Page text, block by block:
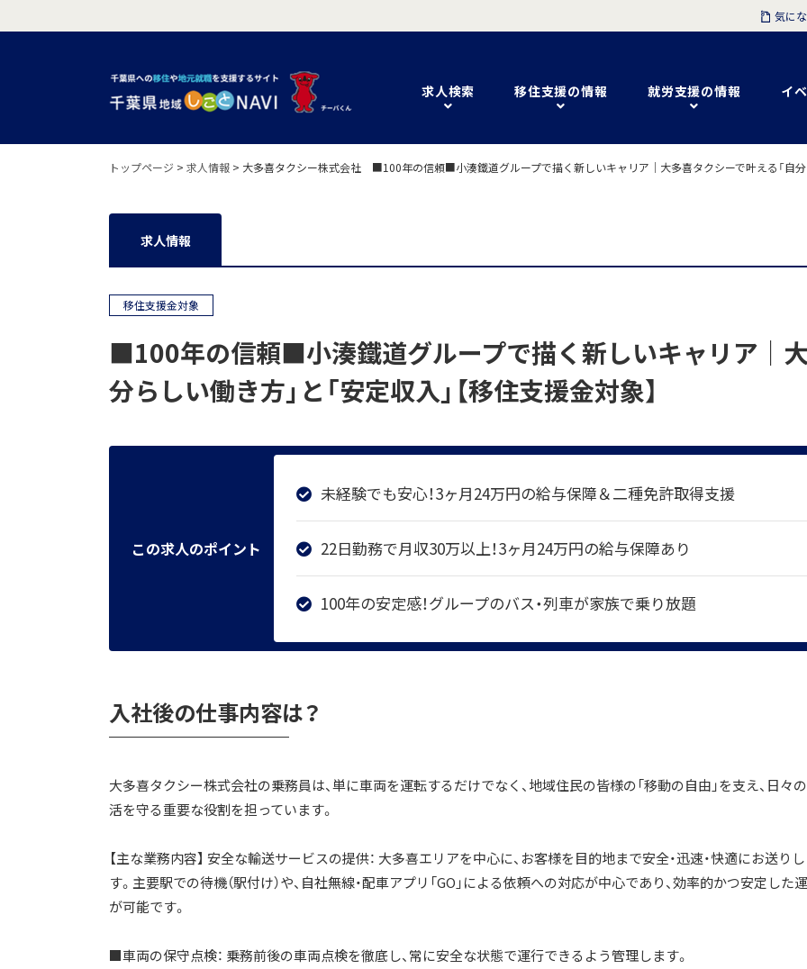
求人検索 移住支援の情報 就労支援の情報 イ
気に
トップページ > 求人情報 > 大多喜タクシー株式会社 ■100年の信頼■小湊鐵道グループで描く新しいキャリア｜大多喜タクシーで叶える「自分ら
求人情報
移住支援金対象
■100年の信頼■小湊鐵道グループで描く新しいキャリア｜大
分らしい働き方」と「安定収入」【移住支援金対象】
この求人のポイント
未経験でも安心！3ヶ月24万円の給与保障＆二種免許取得支援
22日勤務で月収30万以上！3ヶ月24万円の給与保障あり
100年の安定感！グループのバス・列車が家族で乗り放題
入社後の仕事内容は？
大多喜タクシー株式会社の乗務員は、単に車両を運転するだけでなく、地域住民の皆様の「移動の自由」を支え、日々
活を守る重要な役割を担っています。
【主な業務内容】 安全な輸送サービスの提供： 大多喜エリアを中心に、お客様を目的地まで安全・迅速・快適にお送り
す。主要駅での待機（駅付け）や、自社無線・配車アプリ「GO」による依頼への対応が中心であり、効率的かつ安定した
が可能です。
■車両の保守点検： 乗務前後の車両点検を徹底し、常に安全な状態で運行できるよう管理します。